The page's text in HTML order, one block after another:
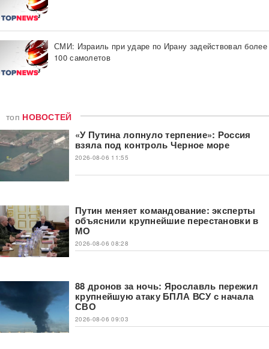
СМИ: Израиль при ударе по Ирану задействовал более
100 самолетов
топ НОВОСТЕЙ
«У Путина лопнуло терпение»: Россия
взяла под контроль Черное море
2026-08-06 11:55
Путин меняет командование: эксперты
объяснили крупнейшие перестановки в
МО
2026-08-06 08:28
88 дронов за ночь: Ярославль пережил
крупнейшую атаку БПЛА ВСУ с начала
СВО
2026-08-06 09:03